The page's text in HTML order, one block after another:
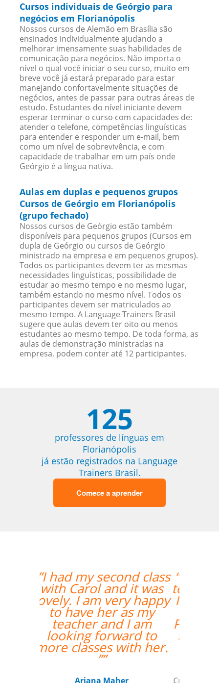
Cursos individuais de Geórgio para
negócios em Florianópolis
Nossos cursos de Alemão em Brasília são
ensinados individualmente ajudando a
melhorar imensamente suas habilidades de
comunicação para negócios. Não importa o
nível o qual você iniciar o seu curso, muito em
breve você já estará preparado para estar
manejando confortavelmente situações de
negócios, antes de passar para outras áreas de
estudo. Estudantes do nível iniciante devem
esperar terminar o curso com capacidades de:
atender o telefone, competências linguísticas
para entender e responder um e-mail, bem
como um nível de sobrevivência, e com
capacidade de trabalhar em um país onde
Geórgio é a língua nativa.
Aulas em duplas e pequenos grupos
Cursos de Geórgio em Florianópolis
(grupo fechado)
Nossos cursos de Geórgio estão também
disponíveis para pequenos grupos (Cursos em
dupla de Geórgio ou cursos de Geórgio
ministrado na empresa e em pequenos grupos).
Todos os participantes devem ter as mesmas
necessidades linguísticas, possibilidade de
estudar ao mesmo tempo e no mesmo lugar,
também estando no mesmo nível. Todos os
participantes devem ser matriculados ao
mesmo tempo. A Language Trainers Brasil
sugere que aulas devem ter oito ou menos
estudantes ao mesmo tempo. De toda forma, as
aulas de demonstração ministradas na
empresa, podem conter até 12 participantes.
125
professores de línguas em
Florianópolis
já estão registrados na Language
Trainers Brasil.
Comece a aprender
“”I really enjoyed Ana's
teaching style and I feel
I've really grown in my
confidence with
Portuguese.I'm looking
forward to continuing
my lessons.””
Curso de Português em Florianópolis